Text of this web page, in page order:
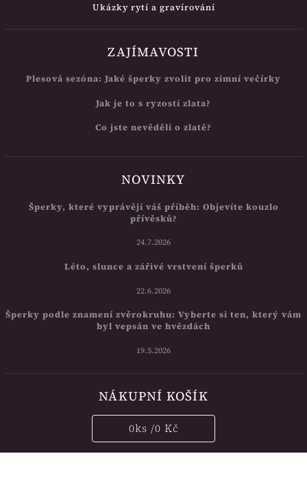
Ukázky rytí a gravírování
ZAJÍMAVOSTI
Plesová sezóna: Jaké šperky zvolit pro zimní večírky
Jak je to s ryzostí zlata?
Co jste nevěděli o zlatě?
NOVINKY
Šperky, které vyprávějí váš příběh: Objevíte kouzlo
přívěsků?
24.7.2026
Léto, slunce a zářivé vrstvení šperků
22.6.2026
Šperky podle znamení zvěrokruhu: Vyberte si ten, který vám
byl vepsán ve hvězdách
19.5.2026
NÁKUPNÍ KOŠÍK
0ks /0 Kč